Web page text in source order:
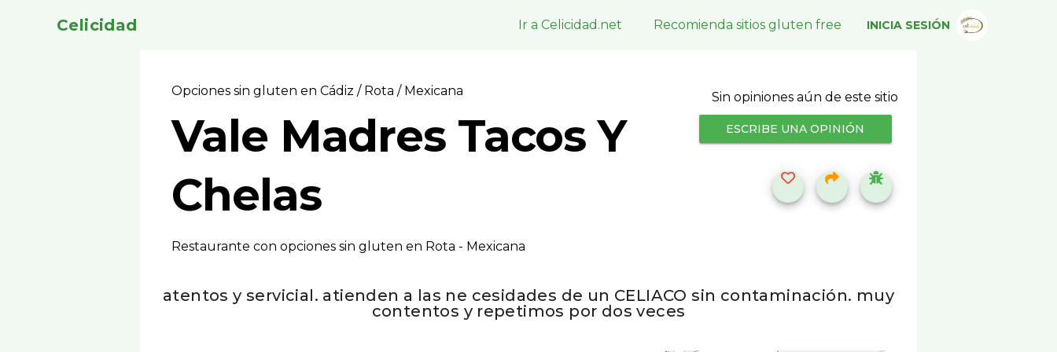
Celicidad Ir a Celicidad.net Recomienda sitios gluten free INICIA SESIÓN
Opciones sin gluten en Cádiz/ Rota / Mexicana
Vale Madres Tacos Y
Chelas
Restaurante con opciones sin gluten en Rota - Mexicana
Sin opiniones aún de este sitio
ESCRIBE UNA OPINIÓN
atentos y servicial. atienden a las ne cesidades de un CELIACO sin contaminación. muy
contentos y repetimos por dos veces